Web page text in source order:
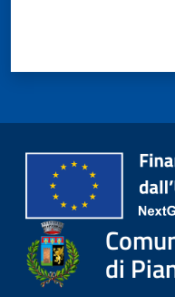
o
n
Tutti
gli
di